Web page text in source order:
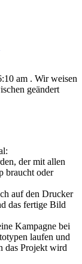
am . Wir weisen
geändert
der mit allen
braucht oder
auf den Drucker
das fertige Bild
Kampagne bei
laufen und
das Projekt wird